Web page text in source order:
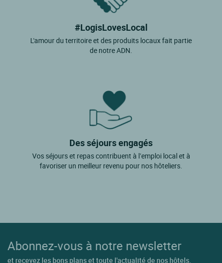
#LogisLovesLocal
L'amour du territoire et des produits locaux fait partie
de notre ADN.
Des séjours engagés
Vos séjours et repas contribuent à l’emploi local et à
favoriser un meilleur revenu pour nos hôteliers.
Abonnez-vous à notre newsletter
et recevez les bons plans et toute l'actualité de nos hôtels.